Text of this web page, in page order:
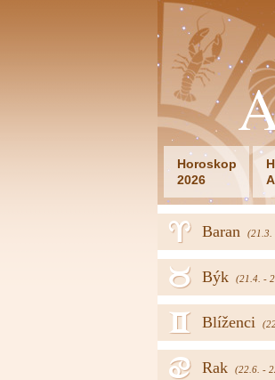
Horoskop
2026
Baran (21.3.
a
Býk (21.4. -
b
Blíženci
c
Rak (22.6. -
d